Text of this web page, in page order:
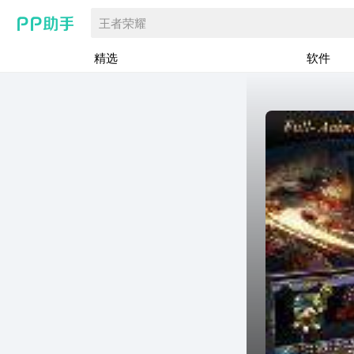
王者荣耀
精选 软件